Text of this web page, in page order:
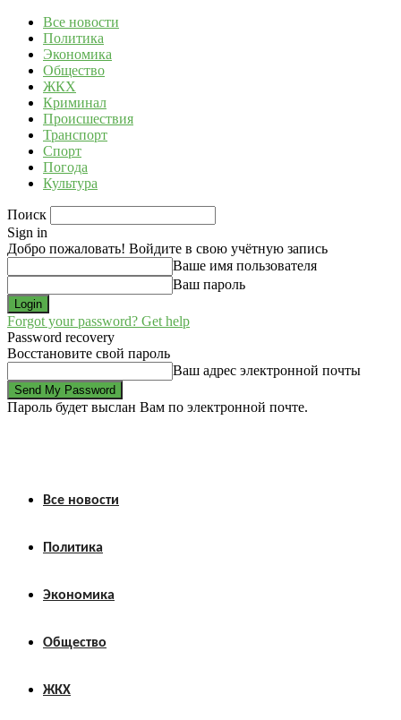
Все новости
Политика
Экономика
Общество
ЖКХ
Криминал
Происшествия
Транспорт
Спорт
Погода
Культура
Поиск
Sign in
Добро пожаловать! Войдите в свою учётную запись
Ваше имя пользователя
Ваш пароль
Forgot your password? Get help
Password recovery
Восстановите свой пароль
Ваш адрес электронной почты
Пароль будет выслан Вам по электронной почте.
Все новости
Политика
Экономика
Общество
ЖКХ